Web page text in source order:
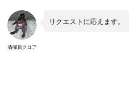
清掃員クロア
リクエストに応えます。